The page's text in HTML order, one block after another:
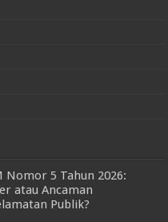
Nomor 5 Tahun 2026:
atau Ancaman
Publik?